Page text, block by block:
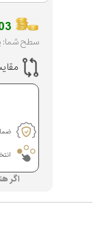
سطح شما:
اگر